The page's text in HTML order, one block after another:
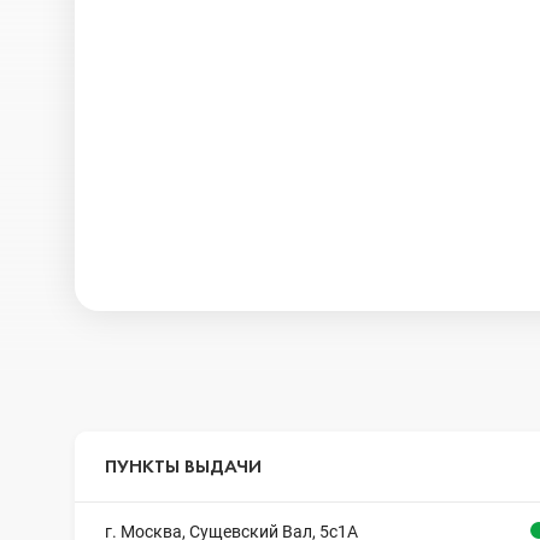
ПУНКТЫ ВЫДАЧИ
г. Москва, Сущевский Вал, 5с1А